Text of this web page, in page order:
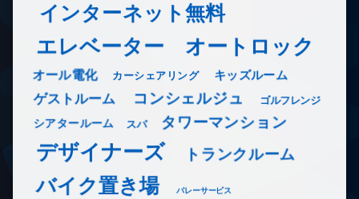
インターネット無料
エレベーター オートロック
オール電化 カーシェアリング キッズルーム
ゲストルーム コンシェルジュ ゴルフレンジ
シアタールーム スパ タワーマンション
デザイナーズ トランクルーム
バイク置き場 バレーサービス